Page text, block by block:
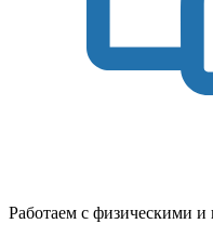
Работаем с физическими